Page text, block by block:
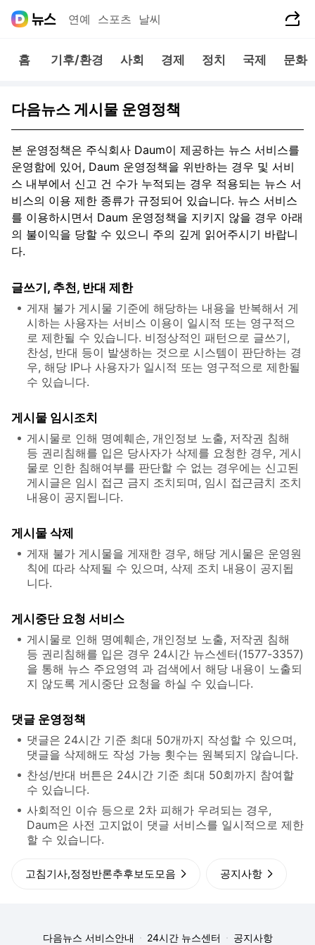
연예 스포츠 날씨
홈 기후/환경 사회 경제 정치 국제 문화
다음뉴스 게시물 운영정책
본 운영정책은 주식회사 Daum이 제공하는 뉴스 서비스를
운영함에 있어, Daum 운영정책을 위반하는 경우 및 서비
스 내부에서 신고 건 수가 누적되는 경우 적용되는 뉴스 서
비스의 이용 제한 종류가 규정되어 있습니다. 뉴스 서비스
를 이용하시면서 Daum 운영정책을 지키지 않을 경우 아래
의 불이익을 당할 수 있으니 주의 깊게 읽어주시기 바랍니
다.
글쓰기, 추천, 반대 제한
게재 불가 게시물 기준에 해당하는 내용을 반복해서 게
시하는 사용자는 서비스 이용이 일시적 또는 영구적으
로 제한될 수 있습니다. 비정상적인 패턴으로 글쓰기,
찬성, 반대 등이 발생하는 것으로 시스템이 판단하는 경
우, 해당 IP나 사용자가 일시적 또는 영구적으로 제한될
수 있습니다.
게시물 임시조치
게시물로 인해 명예훼손, 개인정보 노출, 저작권 침해
등 권리침해를 입은 당사자가 삭제를 요청한 경우, 게시
물로 인한 침해여부를 판단할 수 없는 경우에는 신고된
게시글은 임시 접근 금지 조치되며, 임시 접근금치 조치
내용이 공지됩니다.
게시물 삭제
게재 불가 게시물을 게재한 경우, 해당 게시물은 운영원
칙에 따라 삭제될 수 있으며, 삭제 조치 내용이 공지됩
니다.
게시중단 요청 서비스
게시물로 인해 명예훼손, 개인정보 노출, 저작권 침해
등 권리침해를 입은 경우 24시간 뉴스센터(1577-3357)
을 통해 뉴스 주요영역 과 검색에서 해당 내용이 노출되
지 않도록 게시중단 요청을 하실 수 있습니다.
댓글 운영정책
댓글은 24시간 기준 최대 50개까지 작성할 수 있으며,
댓글을 삭제해도 작성 가능 횟수는 원복되지 않습니다.
찬성/반대 버튼은 24시간 기준 최대 50회까지 참여할
수 있습니다.
사회적인 이슈 등으로 2차 피해가 우려되는 경우,
Daum은 사전 고지없이 댓글 서비스를 일시적으로 제한
할 수 있습니다.
고침기사,정정반론추후보도모음 공지사항
다음뉴스 서비스안내 24시간 뉴스센터 공지사항